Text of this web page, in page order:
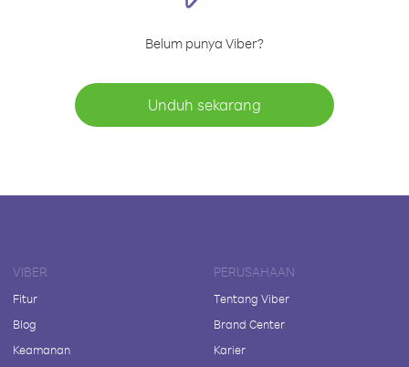
Belum punya Viber?
Unduh sekarang
VIBER
Fitur
Blog
Keamanan
PERUSAHAAN
Tentang Viber
Brand Center
Karier